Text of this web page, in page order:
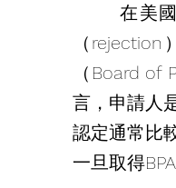
       在美國專利制度中，申請人若不服審查委員對於其專利申請案所為之核駁
（
（Board
言，申請人
認定通常比
一旦取得